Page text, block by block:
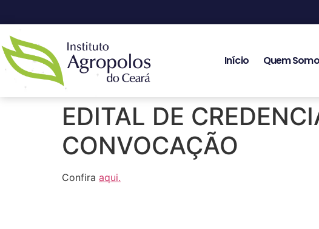
Início Quem
EDITAL DE
CONVOCAÇÃO
Confira aqui.